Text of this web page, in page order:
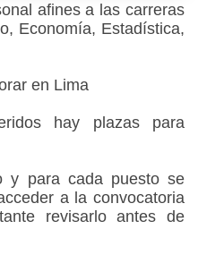
afines a las carreras
Economía, Estadística,
en Lima
hay plazas para
y para cada puesto se
a la convocatoria
revisarlo antes de